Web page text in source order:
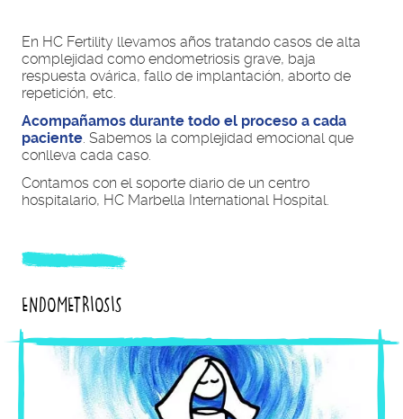
En HC Fertility llevamos años tratando casos de alta
complejidad como endometriosis grave, baja
respuesta ovárica, fallo de implantación, aborto de
repetición, etc.
Acompañamos durante todo el proceso a cada
paciente. Sabemos la complejidad emocional que
conlleva cada caso.
Contamos con el soporte diario de un centro
hospitalario, HC Marbella International Hospital.
ENDOMETRIOSIS